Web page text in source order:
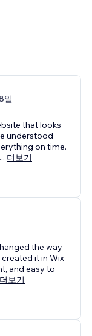
일
that looks
understood
on time.
... 더보기
the way
it in Wix
and easy to
더보기